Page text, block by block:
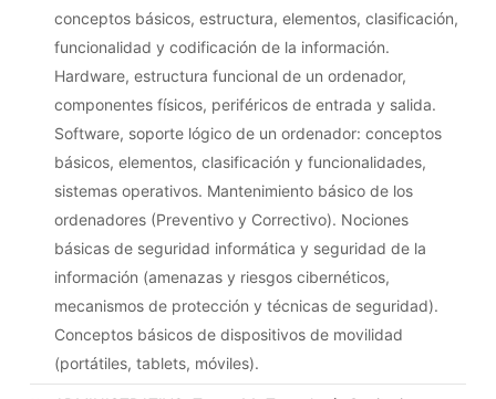
conceptos básicos, estructura, elementos, clasificación,
funcionalidad y codificación de la información.
Hardware, estructura funcional de un ordenador,
componentes físicos, periféricos de entrada y salida.
Software, soporte lógico de un ordenador: conceptos
básicos, elementos, clasificación y funcionalidades,
sistemas operativos. Mantenimiento básico de los
ordenadores (Preventivo y Correctivo). Nociones
básicas de seguridad informática y seguridad de la
información (amenazas y riesgos cibernéticos,
mecanismos de protección y técnicas de seguridad).
Conceptos básicos de dispositivos de movilidad
(portátiles, tablets, móviles).